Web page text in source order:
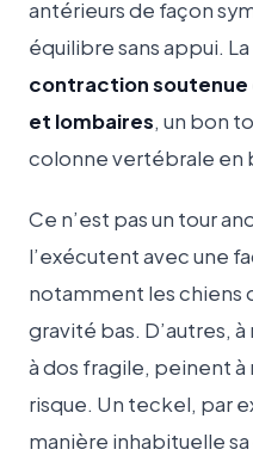
antérieurs de façon
équilibre sans appui.
contraction soutenue
et lombaires, un bon
colonne vertébrale en
Ce n’est pas un tour
l’exécutent avec une
notamment les chiens
gravité bas. D’autres,
à dos fragile, peinent à
risque. Un teckel, par
manière inhabituelle